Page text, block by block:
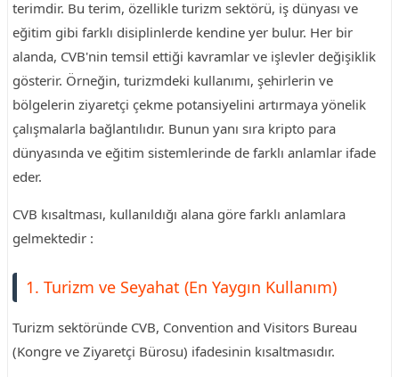
terimdir. Bu terim, özellikle turizm sektörü, iş dünyası ve
eğitim gibi farklı disiplinlerde kendine yer bulur. Her bir
alanda, CVB'nin temsil ettiği kavramlar ve işlevler değişiklik
gösterir. Örneğin, turizmdeki kullanımı, şehirlerin ve
bölgelerin ziyaretçi çekme potansiyelini artırmaya yönelik
çalışmalarla bağlantılıdır. Bunun yanı sıra kripto para
dünyasında ve eğitim sistemlerinde de farklı anlamlar ifade
eder.
CVB kısaltması, kullanıldığı alana göre farklı anlamlara
gelmektedir :
1. Turizm ve Seyahat (En Yaygın Kullanım)
Turizm sektöründe CVB, Convention and Visitors Bureau
(Kongre ve Ziyaretçi Bürosu) ifadesinin kısaltmasıdır.